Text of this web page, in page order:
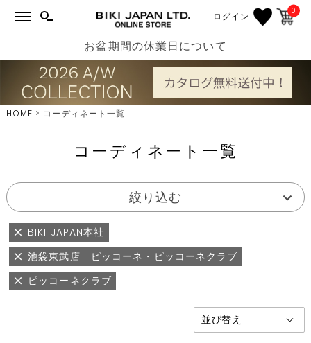
ログイン 0
お盆期間の休業日について
HOME コーディネート一覧
コーディネート一覧
絞り込む
BIKI JAPAN本社
池袋東武店 ピッコーネ・ピッコーネクラブ
ピッコーネクラブ